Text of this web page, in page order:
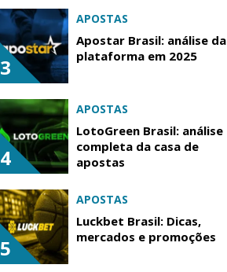
3
APOSTAS
Apostar Brasil: análise da
plataforma em 2025
4
APOSTAS
LotoGreen Brasil: análise
completa da casa de
apostas
5
APOSTAS
Luckbet Brasil: Dicas,
mercados e promoções